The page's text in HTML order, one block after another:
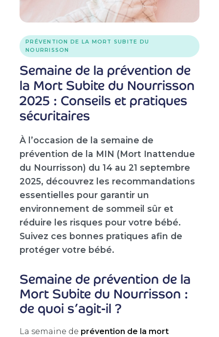
PRÉVENTION DE LA MORT SUBITE DU
NOURRISSON
Semaine de la prévention de
la Mort Subite du Nourrisson
2025 : Conseils et pratiques
sécuritaires
À l’occasion de la semaine de
prévention de la MIN (Mort Inattendue
du Nourrisson) du 14 au 21 septembre
2025, découvrez les recommandations
essentielles pour garantir un
environnement de sommeil sûr et
réduire les risques pour votre bébé.
Suivez ces bonnes pratiques afin de
protéger votre bébé.
Semaine de prévention de la
Mort Subite du Nourrisson :
de quoi s’agit-il ?
La semaine de prévention de la mort